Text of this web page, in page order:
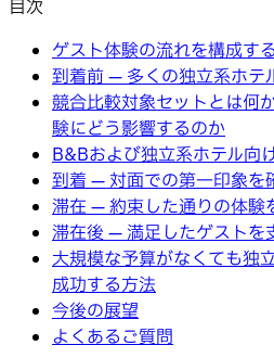
目次
ゲスト体験の流れを構成す
到着前 — 多くの独立系ホテ
競合比較対象セットとは何
験にどう影響するのか
B&Bおよび独立系ホテル向
到着 — 対面での第一印象を
滞在 — 約束した通りの体験
滞在後 — 満足したゲストを
大規模な予算がなくても独
成功する方法
今後の展望
よくあるご質問